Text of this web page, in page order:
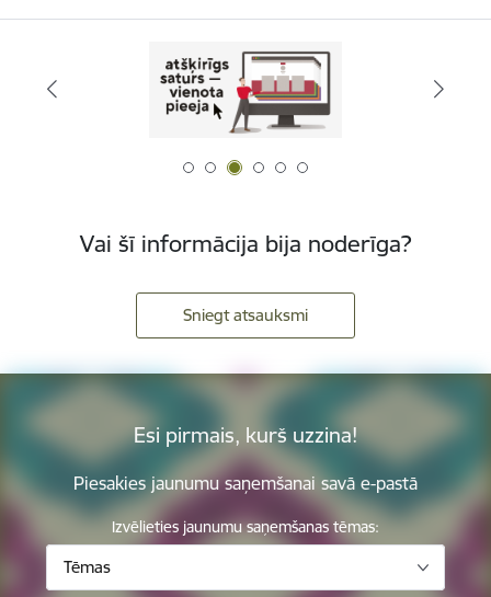
Vai šī informācija bija noderīga?
Sniegt atsauksmi
Esi pirmais, kurš uzzina!
Piesakies jaunumu saņemšanai savā e-pastā
Izvēlieties jaunumu saņemšanas tēmas:
Tēmas